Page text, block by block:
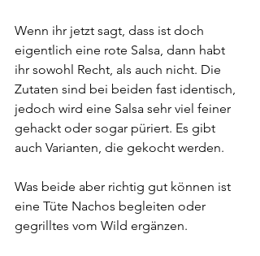
Wenn ihr jetzt sagt, dass ist doch
eigentlich eine rote Salsa, dann habt
ihr sowohl Recht, als auch nicht. Die
Zutaten sind bei beiden fast identisch,
jedoch wird eine Salsa sehr viel feiner
gehackt oder sogar püriert. Es gibt
auch Varianten, die gekocht werden.
Was beide aber richtig gut können ist
eine Tüte Nachos begleiten oder
gegrilltes vom Wild ergänzen.